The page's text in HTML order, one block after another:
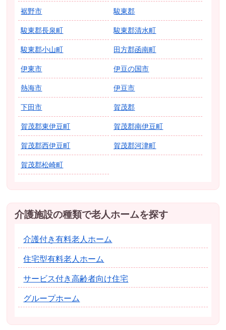
裾野市 駿東郡
駿東郡長泉町 駿東郡清水町
駿東郡小山町 田方郡函南町
伊東市 伊豆の国市
熱海市 伊豆市
下田市 賀茂郡
賀茂郡東伊豆町 賀茂郡南伊豆町
賀茂郡西伊豆町 賀茂郡河津町
賀茂郡松崎町
介護施設の種類で老人ホームを探す
介護付き有料老人ホーム
住宅型有料老人ホーム
サービス付き高齢者向け住宅
グループホーム